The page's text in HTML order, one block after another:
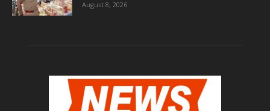
August 8, 2026